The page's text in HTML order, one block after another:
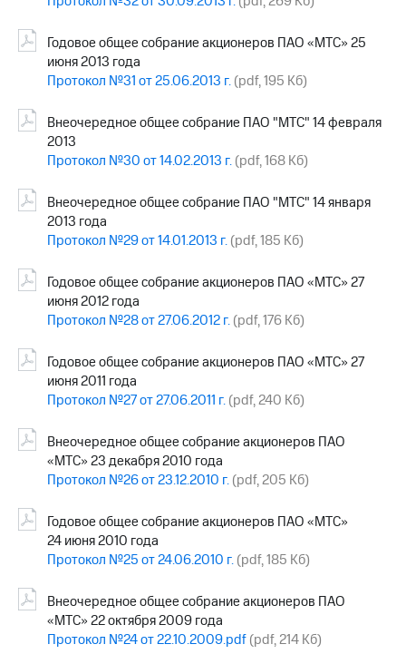
Годовое общее собрание акционеров ПАО «МТС» 25
июня 2013 года
Протокол №31 от 25.06.2013 г.(pdf, 195 Кб)
Внеочередное общее собрание ПАО "МТС" 14 февраля
2013
Протокол №30 от 14.02.2013 г.(pdf, 168 Кб)
Внеочередное общее собрание ПАО "МТС" 14 января
2013 года
Протокол №29 от 14.01.2013 г.(pdf, 185 Кб)
Годовое общее собрание акционеров ПАО «МТС» 27
июня 2012 года
Протокол №28 от 27.06.2012 г.(pdf, 176 Кб)
Годовое общее собрание акционеров ПАО «МТС» 27
июня 2011 года
Протокол №27 от 27.06.2011 г.(pdf, 240 Кб)
Внеочередное общее собрание акционеров ПАО
«МТС» 23 декабря 2010 года
Протокол №26 от 23.12.2010 г.(pdf, 205 Кб)
Годовое общее собрание акционеров ПАО «МТС»
24 июня 2010 года
Протокол №25 от 24.06.2010 г.(pdf, 185 Кб)
Внеочередное общее собрание акционеров ПАО
«МТС» 22 октября 2009 года
Протокол №24 от 22.10.2009.pdf(pdf, 214 Кб)